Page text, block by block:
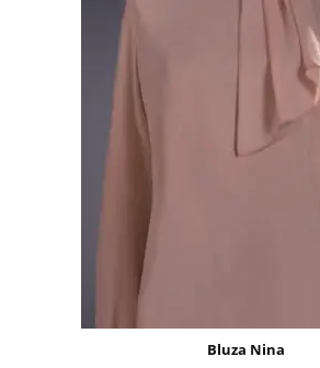
Bluza Nina